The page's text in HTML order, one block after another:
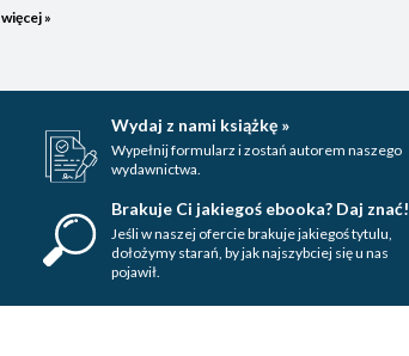
więcej »
Wydaj z nami książkę »
Wypełnij formularz i zostań autorem naszego
wydawnictwa.
Brakuje Ci jakiegoś ebooka? Daj znać!
Jeśli w naszej ofercie brakuje jakiegoś tytulu,
dołożymy starań, by jak najszybciej się u nas
pojawił.